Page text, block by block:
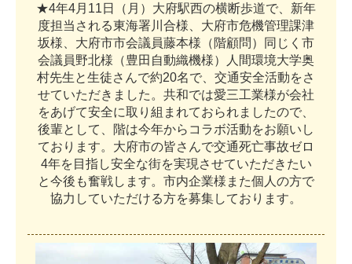
★4年4月 11 日 （ 月 ） 大府駅西の横断歩道で 新年
度担当 さ れる東海署川 合様 大府市危機管理課津
坂様 大府市市会議 員藤本様 （ 階顧問 ） 同 じ く 市
会議 員野北様 （豊田 自動織機様） 人 間環境大学奥
村先生と生徒さ んで約20名で 交通安全活動をさ
せていただき ま した 。 共和では愛三工業様が会社
をあげて安全に取 り 組 ま れておられま したので
後輩と して 階は今年から コ ラボ活動をお願い し
てお り ま す。 大府市の皆さ んで交通死亡事故ゼロ
4年を 目 指 し安全な街を実現 させていただき たい
と今後 も奮戦し ま す。 市内企業様 ま た個 人 の方で
協力 していただける方を募集してお り ま す。